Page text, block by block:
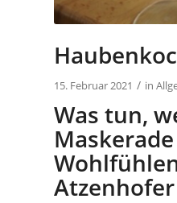
15. Februar 2021 / in
Was tun,